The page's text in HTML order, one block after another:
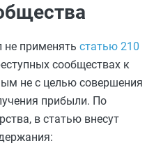
применять статью 210
сообществах к
не с целью совершения
прибыли. По
в статью внесут